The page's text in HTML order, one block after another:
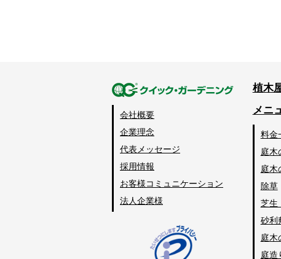
会社概要
企業理念
代表メッセージ
採用情報
お客様コミュニケーション
法人企業様
植木
メニ
料金
庭木
庭木
除草
芝生
砂利
庭木
庭造